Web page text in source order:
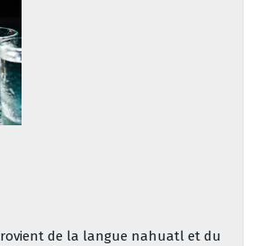
de la langue nahuatl et du